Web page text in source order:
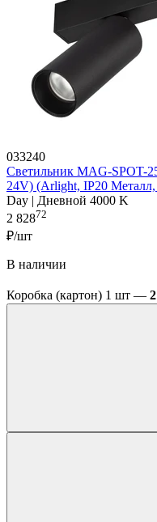
033240
Светильник MAG-SPOT-
24V) (Arlight, IP20 Металл,
Day | Дневной 4000 K
2 82872
₽/шт
В наличии
Коробка (картон) 1 шт —